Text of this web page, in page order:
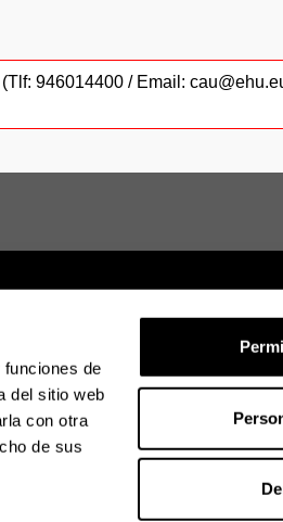
de
del sitio web
con otra
de sus
946014400 / Email:
legal Mapa Ayuda
Facebook
La EHU en LinkedinLa EHU en Instagram
La EHU enLa